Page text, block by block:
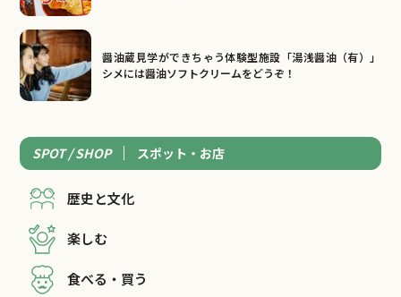
醤油蔵見学ができちゃう体験型施設「湯浅醤油（有）」
シメには醤油ソフトクリームをどうぞ！
SPOT / SHOP スポット・お店
歴史と文化
楽しむ
食べる・買う